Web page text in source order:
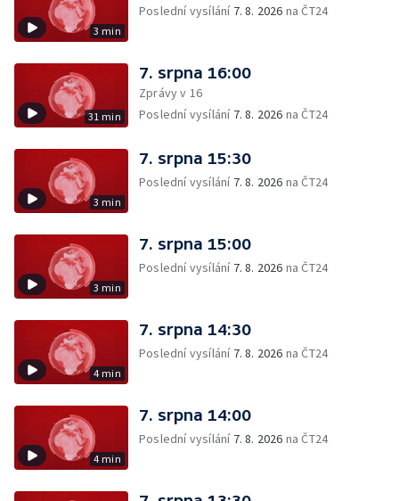
3 min
Poslední vysílání 7. 8. 2026 na ČT24
31 min
7. srpna 16:00
Zprávy v 16
Poslední vysílání 7. 8. 2026 na ČT24
3 min
7. srpna 15:30
Poslední vysílání 7. 8. 2026 na ČT24
3 min
7. srpna 15:00
Poslední vysílání 7. 8. 2026 na ČT24
4 min
7. srpna 14:30
Poslední vysílání 7. 8. 2026 na ČT24
4 min
7. srpna 14:00
Poslední vysílání 7. 8. 2026 na ČT24